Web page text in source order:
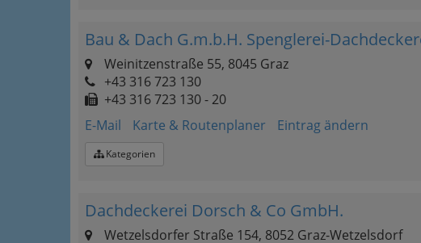
Bau & Dach G.m.b.H. Spenglerei-
Weinitzenstraße 55, 8045 Graz
+43 316 723 130
+43 316 723 130 - 20
E-Mail
Karte & Routenplaner Eintrag ändern
Kategorien
Dachdeckerei Dorsch & Co GmbH.
Wetzelsdorfer Straße 154, 8052 Graz-Wetzelsdorf